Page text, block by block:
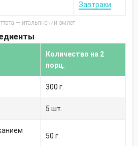
— итальянский омлет
Завтраки
Количество на 2
порц.
300 г.
5 шт.
50 г.